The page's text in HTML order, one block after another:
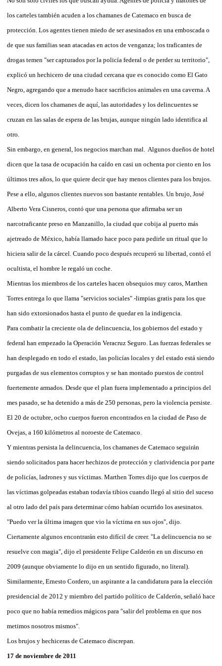
los carteles también acuden a los chamanes de Catemaco en busca de
protección. Los agentes tienen miedo de ser asesinados en una emboscada o
de que sus familias sean atacadas en actos de venganza; los traficantes de
drogas temen "ser capturados por la policía federal o de perder su territorio",
explicó un hechicero de una ciudad cercana que es conocido como El Gato
Negro, agregando que a menudo hace sacrificios animales en una caverna. A
veces, dicen los chamanes de aquí, las autoridades y los delincuentes se
cruzan en las salas de espera de las brujas, aunque ningún lado identifica al
otro.
Sin embargo, en general, los negocios marchan mal. Algunos dueños de hotel
dicen que la tasa de ocupación ha caído en casi un ochenta por ciento en los
últimos tres años, lo que quiere decir que hay menos clientes para los brujos.
Pese a ello, algunos clientes nuevos son bastante rentables. Un brujo, José
Alberto Vera Cisneros, contó que una persona que afirmaba ser un
narcotraficante preso en Manzanillo, la ciudad que cobija al puerto más
ajetreado de México, había llamado hace poco para pedirle un ritual que lo
hiciera salir de la cárcel. Cuando poco después recuperó su libertad, contó el
ocultista, el hombre le regaló un coche.
Mientras los miembros de los carteles hacen obsequios muy caros, Marthen
Torres entrega lo que llama "servicios sociales" -limpias gratis para los que
han sido extorsionados hasta el punto de quedar en la indigencia.
Para combatir la creciente ola de delincuencia, los gobiernos del estado y
federal han empezado la Operación Veracruz Seguro. Las fuerzas federales se
han desplegado en todo el estado, las policías locales y del estado está siendo
purgadas de sus elementos corruptos y se han montado puestos de control
fuertemente armados. Desde que el plan fuera implementado a principios del
mes pasado, se ha detenido a más de 250 personas, pero la violencia persiste.
El 20 de octubre, ocho cuerpos fueron encontrados en la ciudad de Paso de
Ovejas, a 160 kilómetros al noroeste de Catemaco.
Y mientras persista la delincuencia, los chamanes de Catemaco seguirán
siendo solicitados para hacer hechizos de protección y clarividencia por parte
de policías, ladrones y sus víctimas. Marthen Torres dijo que los cuerpos de
las víctimas golpeadas estaban todavía tibios cuando llegó al sitio del suceso
al otro lado del país para determinar cómo habían ocurrido los asesinatos.
"Puedo ver la última imagen que vio la víctima en sus ojos", dijo.
Ciertamente algunos encontrarán esto difícil de creer. "La delincuencia no se
resuelve con magia", dijo el presidente Felipe Calderón en un discurso en
2009 (aunque obviamente lo dijo en un sentido figurado, no literal).
Similarmente, Ernesto Cordero, un aspirante a la candidatura para la elección
presidencial de 2012 y miembro del partido político de Calderón, señaló hace
poco que no había remedios mágicos para "salir del problema en que nos
metimos nosotros mismos".
Los brujos y hechiceras de Catemaco discrepan.
17 de noviembre de 2011